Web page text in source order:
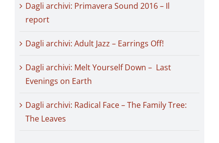
Dagli archivi: Primavera Sound 2016 – Il
report
Dagli archivi: Adult Jazz – Earrings Off!
Dagli archivi: Melt Yourself Down – Last
Evenings on Earth
Dagli archivi: Radical Face – The Family Tree:
The Leaves